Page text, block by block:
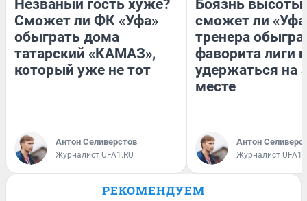
Незваный гость хуже?
Сможет ли ФК «Уфа»
обыграть дома
татарский «КАМАЗ»,
который уже не тот
Антон Селиверстов
Журналист UFA1.RU
Боязнь высоты:
сможет ли
тренера
фаворита лиги и
удержаться на
месте
Антон
Журналист
РЕКОМЕНДУЕМ